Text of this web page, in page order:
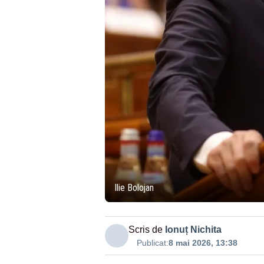
Ilie Bolojan
Scris de Ionuț Nichita
Publicat:8 mai 2026, 13:38